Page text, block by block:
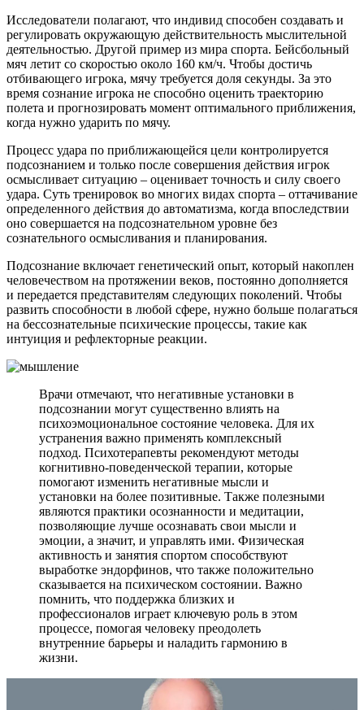
Исследователи полагают, что индивид способен создавать и
регулировать окружающую действительность мыслительной
деятельностью. Другой пример из мира спорта. Бейсбольный
мяч летит со скоростью около 160 км/ч. Чтобы достичь
отбивающего игрока, мячу требуется доля секунды. За это
время сознание игрока не способно оценить траекторию
полета и прогнозировать момент оптимального приближения,
когда нужно ударить по мячу.
Процесс удара по приближающейся цели контролируется
подсознанием и только после совершения действия игрок
осмысливает ситуацию – оценивает точность и силу своего
удара. Суть тренировок во многих видах спорта – оттачивание
определенного действия до автоматизма, когда впоследствии
оно совершается на подсознательном уровне без
сознательного осмысливания и планирования.
Подсознание включает генетический опыт, который накоплен
человечеством на протяжении веков, постоянно дополняется
и передается представителям следующих поколений. Чтобы
развить способности в любой сфере, нужно больше полагаться
на бессознательные психические процессы, такие как
интуиция и рефлекторные реакции.
Врачи отмечают, что негативные установки в
подсознании могут существенно влиять на
психоэмоциональное состояние человека. Для их
устранения важно применять комплексный
подход. Психотерапевты рекомендуют методы
когнитивно-поведенческой терапии, которые
помогают изменить негативные мысли и
установки на более позитивные. Также полезными
являются практики осознанности и медитации,
позволяющие лучше осознавать свои мысли и
эмоции, а значит, и управлять ими. Физическая
активность и занятия спортом способствуют
выработке эндорфинов, что также положительно
сказывается на психическом состоянии. Важно
помнить, что поддержка близких и
профессионалов играет ключевую роль в этом
процессе, помогая человеку преодолеть
внутренние барьеры и наладить гармонию в
жизни.